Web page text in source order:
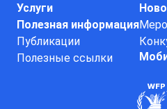
Услуги
Полезная информация
Публикации
Полезные ссылки